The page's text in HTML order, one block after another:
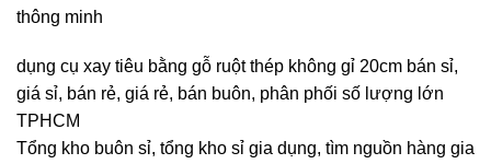
thông minh
dụng cụ xay tiêu bằng gỗ ruột thép không gỉ 20cm bán sỉ,
giá sỉ, bán rẻ, giá rẻ, bán buôn, phân phối số lượng lớn
TPHCM
Tổng kho buôn sỉ, tổng kho sỉ gia dụng, tìm nguồn hàng gia